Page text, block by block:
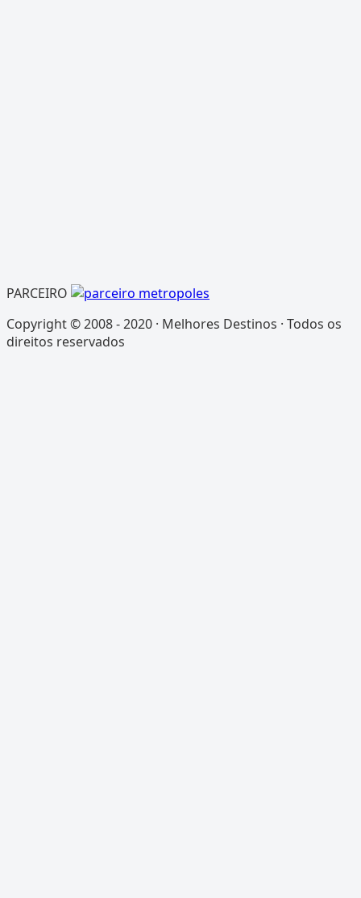
PARCEIRO
Copyright © 2008 - 2020 · Melhores Destinos · Todos os
direitos reservados